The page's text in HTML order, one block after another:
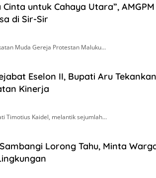
Cinta untuk Cahaya Utara”, AMGPM
di Sir-Sir
Muda Gereja Protestan Maluku…
Eselon II, Bupati Aru Tekankan
Kinerja
Timotius Kaidel, melantik sejumlah…
Lorong Tahu, Minta